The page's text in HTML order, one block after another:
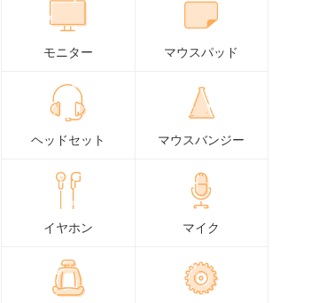
モニター マウスパッド
ヘッドセット マウスバンジー
イヤホン マイク